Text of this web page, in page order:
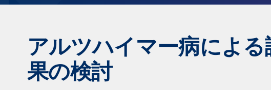
アルツハイマー病によ
果の検討